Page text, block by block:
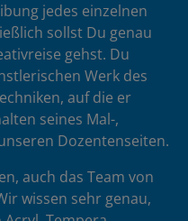
jedes einzelnen
sollst Du genau
gehst. Du
Werk des
auf die er
seines Mal-,
Dozentenseiten.
auch das Team von
wissen sehr genau,